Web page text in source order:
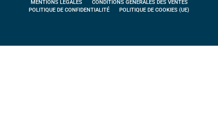
MENTIONS LÉGALES
CONDITIONS GÉNÉRALES DES VENTES
POLITIQUE DE CONFIDENTIALITÉ
POLITIQUE DE COOKIES (UE)